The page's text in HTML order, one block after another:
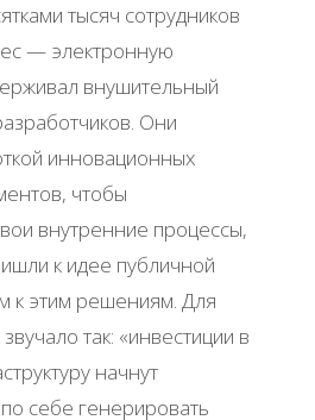
тысяч сотрудников
— электронную
внушительный
Они
инновационных
чтобы
внутренние процессы,
к идее публичной
к этим решениям. Для
так: «инвестиции в
начнут
себе генерировать